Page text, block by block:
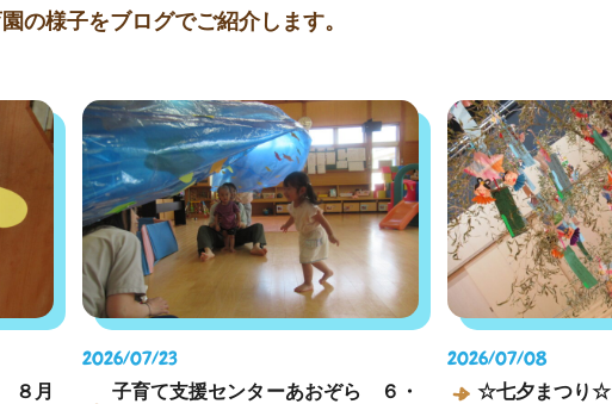
の様子をブログでご紹介します。
８月
2026/07/23
子育て支援センターあおぞら ６・
2026/07/08
☆七夕まつり☆